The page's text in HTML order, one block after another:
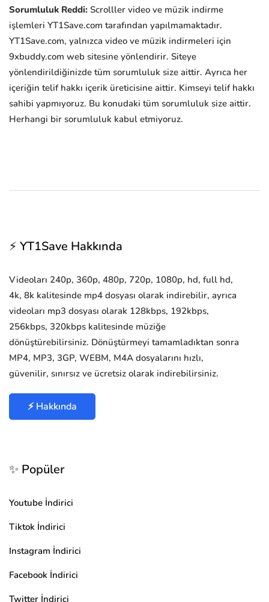
Sorumluluk Reddi: Scrolller video ve müzik indirme
işlemleri YT1Save.com tarafından yapılmamaktadır.
YT1Save.com, yalnızca video ve müzik indirmeleri için
9xbuddy.com web sitesine yönlendirir. Siteye
yönlendirildiğinizde tüm sorumluluk size aittir. Ayrıca her
içeriğin telif hakkı içerik üreticisine aittir. Kimseyi telif hakkı
sahibi yapmıyoruz. Bu konudaki tüm sorumluluk size aittir.
Herhangi bir sorumluluk kabul etmiyoruz.
⚡ YT1Save Hakkında
Videoları 240p, 360p, 480p, 720p, 1080p, hd, full hd,
4k, 8k kalitesinde mp4 dosyası olarak indirebilir, ayrıca
videoları mp3 dosyası olarak 128kbps, 192kbps,
256kbps, 320kbps kalitesinde müziğe
dönüştürebilirsiniz. Dönüştürmeyi tamamladıktan sonra
MP4, MP3, 3GP, WEBM, M4A dosyalarını hızlı,
güvenilir, sınırsız ve ücretsiz olarak indirebilirsiniz.
⚡ Hakkında
✨ Popüler
Youtube İndirici
Tiktok İndirici
Instagram İndirici
Facebook İndirici
Twitter İndirici